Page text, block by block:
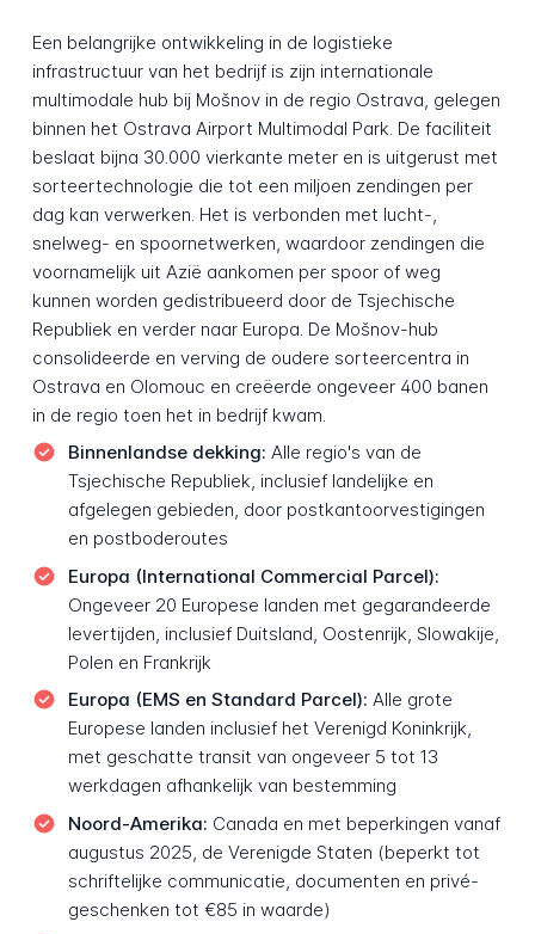
Een belangrijke ontwikkeling in de logistieke
infrastructuur van het bedrijf is zijn internationale
multimodale hub bij Mošnov in de regio Ostrava, gelegen
binnen het Ostrava Airport Multimodal Park. De faciliteit
beslaat bijna 30.000 vierkante meter en is uitgerust met
sorteertechnologie die tot een miljoen zendingen per
dag kan verwerken. Het is verbonden met lucht-,
snelweg- en spoornetwerken, waardoor zendingen die
voornamelijk uit Azië aankomen per spoor of weg
kunnen worden gedistribueerd door de Tsjechische
Republiek en verder naar Europa. De Mošnov-hub
consolideerde en verving de oudere sorteercentra in
Ostrava en Olomouc en creëerde ongeveer 400 banen
in de regio toen het in bedrijf kwam.
Binnenlandse dekking: Alle regio's van de
Tsjechische Republiek, inclusief landelijke en
afgelegen gebieden, door postkantoorvestigingen
en postboderoutes
Europa (International Commercial Parcel):
Ongeveer 20 Europese landen met gegarandeerde
levertijden, inclusief Duitsland, Oostenrijk, Slowakije,
Polen en Frankrijk
Europa (EMS en Standard Parcel): Alle grote
Europese landen inclusief het Verenigd Koninkrijk,
met geschatte transit van ongeveer 5 tot 13
werkdagen afhankelijk van bestemming
Noord-Amerika: Canada en met beperkingen vanaf
augustus 2025, de Verenigde Staten (beperkt tot
schriftelijke communicatie, documenten en privé-
geschenken tot €85 in waarde)